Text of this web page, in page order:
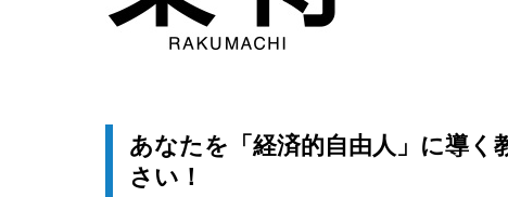
あなたを「経済的自由人」に導く
さい！